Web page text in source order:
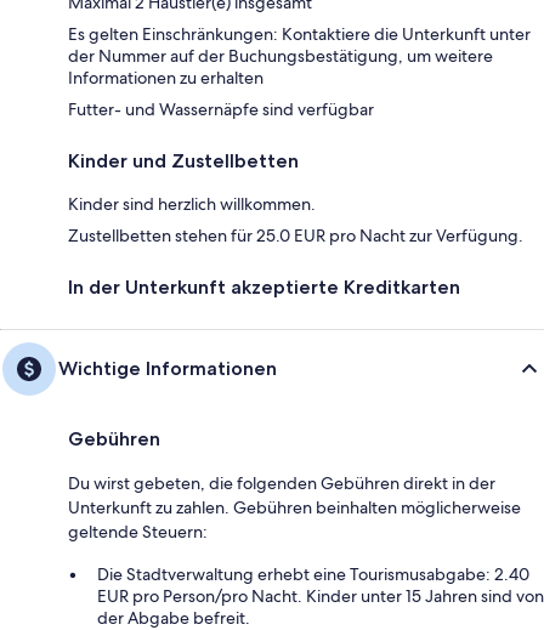
Es gelten Einschränkungen: Kontaktiere die Unterkunft unter
der Nummer auf der Buchungsbestätigung, um weitere
Informationen zu erhalten
Futter- und Wassernäpfe sind verfügbar
Kinder und Zustellbetten
Kinder sind herzlich willkommen.
Zustellbetten stehen für 25.0 EUR pro Nacht zur Verfügung.
In der Unterkunft akzeptierte Kreditkarten
Wichtige Informationen
Gebühren
Du wirst gebeten, die folgenden Gebühren direkt in der
Unterkunft zu zahlen. Gebühren beinhalten möglicherweise
geltende Steuern:
Die Stadtverwaltung erhebt eine Tourismusabgabe: 2.40
EUR pro Person/pro Nacht. Kinder unter 15 Jahren sind von
der Abgabe befreit.